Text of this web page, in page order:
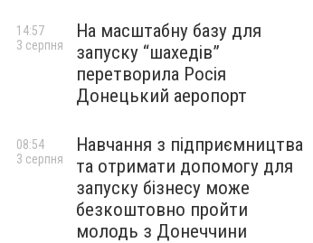
На масштабну базу для
запуску “шахедів”
перетворила Росія
Донецький аеропорт
14:57
3 серпня
Навчання з підприємництва
та отримати допомогу для
запуску бізнесу може
безкоштовно пройти
молодь з Донеччини
08:54
3 серпня